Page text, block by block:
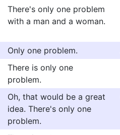
There's only one problem
with a man and a woman.
Only one problem.
There is only one
problem.
Oh, that would be a great
idea. There's only one
problem.